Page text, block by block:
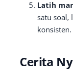
Latih
satu soal,
konsisten.
Cerita